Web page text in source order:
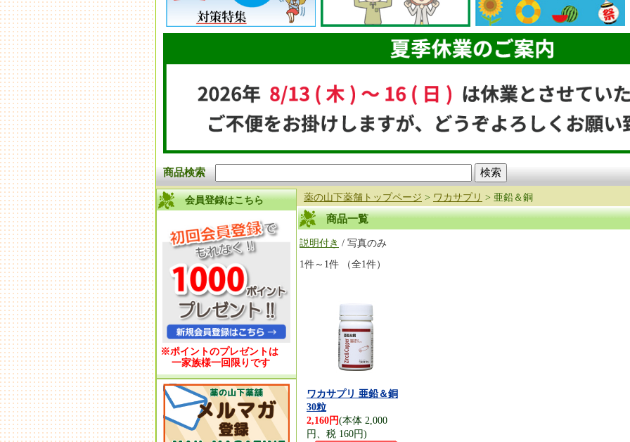
商品検索
会員登録はこちら
※ポイントのプレゼントは
一家族様一回限りです
薬の山下薬舗トップページ > ワカサプリ > 亜鉛＆銅
商品一覧
説明付き / 写真のみ
1件～1件 （全1件）
ワカサプリ 亜鉛＆銅
30粒
2,160円(本体 2,000
円、税 160円)